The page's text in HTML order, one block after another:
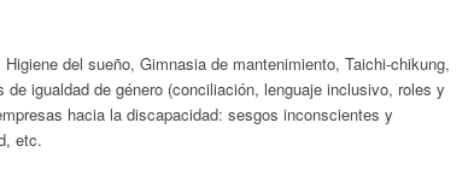
del sueño, Gimnasia de mantenimiento, Taichi-chikung,
igualdad de género (conciliación, lenguaje inclusivo, roles y
hacia la discapacidad: sesgos inconscientes y
etc.